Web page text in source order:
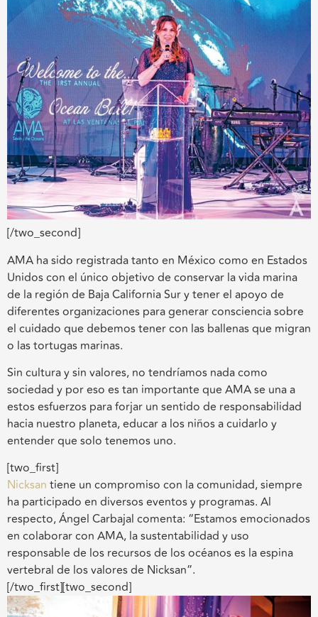
[/two_second]
AMA ha sido registrada tanto en México como en Estados
Unidos con el único objetivo de conservar la vida marina
de la región de Baja California Sur y tener el apoyo de
diferentes organizaciones para generar consciencia sobre
el cuidado que debemos tener con las ballenas que migran
o las tortugas marinas.
Sin cultura y sin valores, no tendríamos nada como
sociedad y por eso es tan importante que AMA se una a
estos esfuerzos para forjar un sentido de responsabilidad
hacia nuestro planeta, educar a los niños a cuidarlo y
entender que solo tenemos uno.
[two_first]
Nicksan tiene un compromiso con la comunidad, siempre
ha participado en diversos eventos y programas. Al
respecto, Ángel Carbajal comenta: “Estamos emocionados
en colaborar con AMA, la sustentabilidad y uso
responsable de los recursos de los océanos es la espina
vertebral de los valores de Nicksan”.
[/two_first][two_second]